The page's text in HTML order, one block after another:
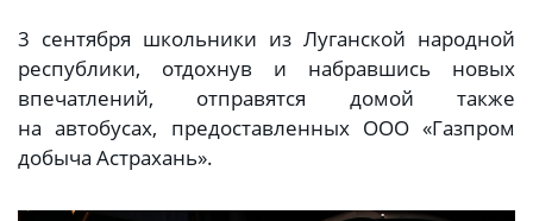
3 сентября школьники из Луганской народной
республики, отдохнув и набравшись новых
впечатлений, отправятся домой также
на автобусах, предоставленных ООО «Газпром
добыча Астрахань».